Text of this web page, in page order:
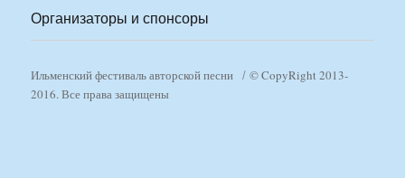
Организаторы и спонсоры
Ильменский фестиваль авторской песни
© CopyRight 2013-
2016. Все права защищены